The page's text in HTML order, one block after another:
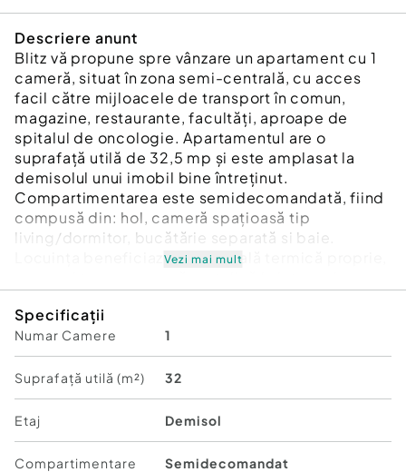
Descriere anunt
Blitz vă propune spre vânzare un apartament cu 1
cameră, situat în zona semi-centrală, cu acces
facil către mijloacele de transport în comun,
magazine, restaurante, facultăți, aproape de
spitalul de oncologie. Apartamentul are o
suprafață utilă de 32,5 mp și este amplasat la
demisolul unui imobil bine întreținut.
Compartimentarea este semidecomandată, fiind
compusă din: hol, cameră spațioasă tip
living/dormitor, bucătărie separată si baie.
Locuința beneficiază de centrală termică proprie,
păstrate. Se vinde complet mobilat și utilat,
conform imaginilor de prezentare.
Datorită poziționării sale, apartamentul este ideal
atât pentru locuință personală, cât și ca investiție
pentru închiriere.
Vă așteptăm la vizionare!
Cod ofertă / ID BLITZ: P157406
Id intern: P157406
Vezi mai mult
Specificații
Numar Camere 1
Suprafață utilă (m²) 32
Etaj Demisol
Compartimentare Semidecomandat